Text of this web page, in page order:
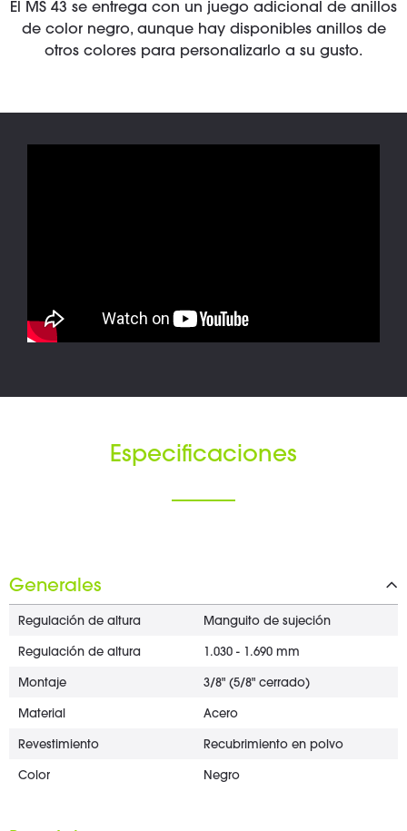
El MS 43 se entrega con un juego adicional de anillos
de color negro, aunque hay disponibles anillos de
otros colores para personalizarlo a su gusto.
Especificaciones
Generales
Regulación de altura Manguito de sujeción
Regulación de altura 1.030 - 1.690 mm
Montaje 3/8" (5/8" cerrado)
Material Acero
Revestimiento Recubrimiento en polvo
Color Negro